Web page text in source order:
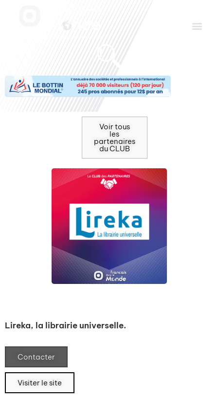
Voir tous
les
partenaires
du CLUB
Lireka, la librairie universelle.
Contacter
Visiter le site